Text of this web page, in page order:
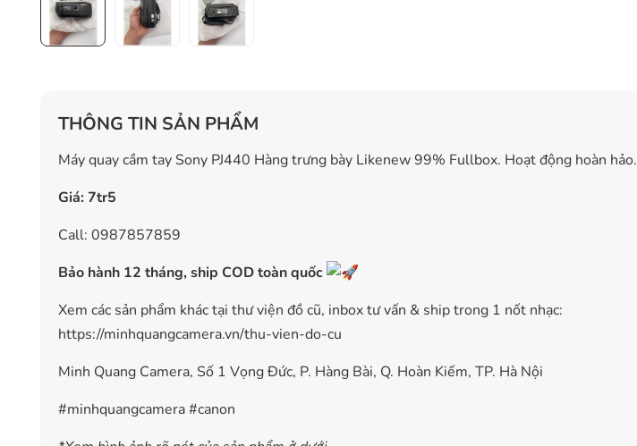
THÔNG TIN SẢN PHẨM
Máy quay cầm tay Sony PJ440 Hàng trưng bày Likenew 99% Fullbox. Hoạt động hoàn hảo.
Giá: 7tr5
Call: 0987857859
Bảo hành 12 tháng, ship COD toàn quốc
Xem các sản phẩm khác tại thư viện đồ cũ, inbox tư vấn & ship trong 1 nốt nhạc:
https://minhquangcamera.vn/thu-vien-do-cu
Minh Quang Camera, Số 1 Vọng Đức, P. Hàng Bài, Q. Hoàn Kiếm, TP. Hà Nội
#minhquangcamera#canon